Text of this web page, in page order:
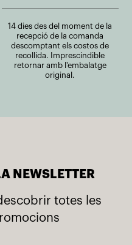
14 dies des del moment de la
recepció de la comanda
descomptant els costos de
recollida. Imprescindible
retornar amb l'embalatge
original.
NEWSLETTER
totes les